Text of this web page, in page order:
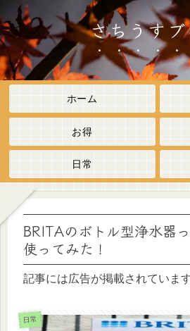
さちうす
ホーム
お得
日常
BRITAのボトル型浄水器
使ってみた！
記事には広告が掲載されています
日常